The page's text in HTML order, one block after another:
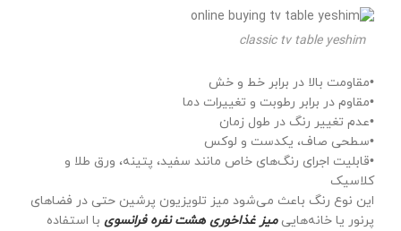
classic tv table yeshim
•مقاومت بالا در برابر خط و خش
•مقاوم در برابر رطوبت و تغییرات دما
•عدم تغییر رنگ در طول زمان
•سطحی صاف، یکدست و لوکس
•قابلیت اجرای رنگ‌های خاص مانند سفید، پتینه، ورق طلا و
کلاسیک
این نوع رنگ باعث می‌شود میز تلویزیون پرشین حتی در فضاهای
پرنور یا خانه‌هاییمیز غذاخوری هشت نفره فرانسوی با استفاده